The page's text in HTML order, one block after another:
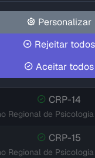
CRP-12
Regional de Psicologia
CRP-13
Regional de Psicologia
CRP-14
Regional de Psicologia
CRP-15
Regional de Psicologia
Personalizar
Rejeitar todos
Aceitar todos